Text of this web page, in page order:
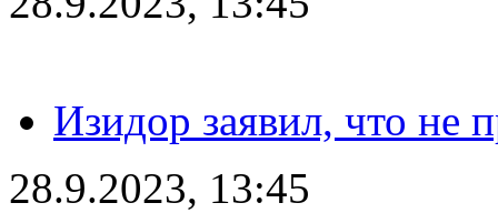
Изидор заявил, что не
28.9.2023, 13:45